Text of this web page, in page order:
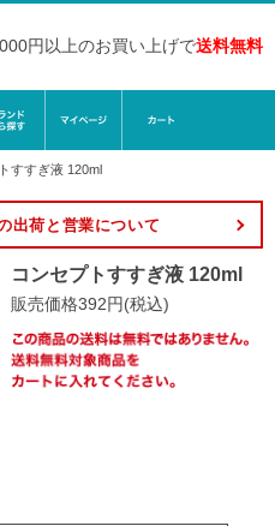
円以上のお買い上げで送料無料
すすぎ液 120ml
出荷と営業について
コンセプトすすぎ液 120ml
販売価格392円(税込)